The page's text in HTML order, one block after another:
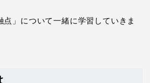
点」について一緒に学習していきま